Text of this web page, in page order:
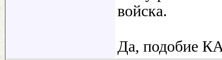
войска.
Да, подобие